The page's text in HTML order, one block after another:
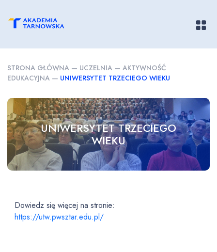
STRONA GŁÓWNA — UCZELNIA — AKTYWNOŚĆ
EDUKACYJNA — UNIWERSYTET TRZECIEGO WIEKU
UNIWERSYTET TRZECIEGO
WIEKU
Dowiedz się więcej na stronie:
https://utw.pwsztar.edu.pl/